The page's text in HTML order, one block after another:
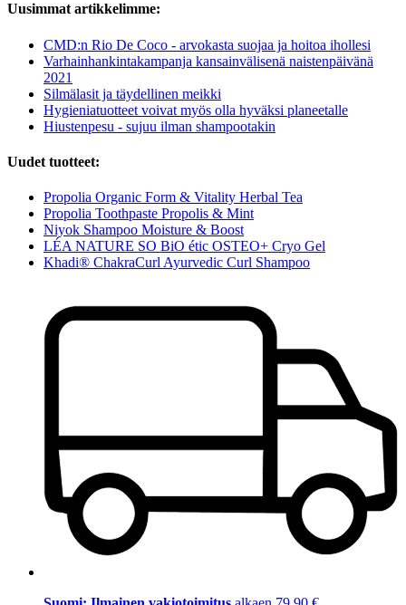
Uusimmat artikkelimme:
CMD:n Rio De Coco - arvokasta suojaa ja hoitoa ihollesi
Varhainhankintakampanja kansainvälisenä naistenpäivänä
2021
Silmälasit ja täydellinen meikki
Hygieniatuotteet voivat myös olla hyväksi planeetalle
Hiustenpesu - sujuu ilman shampootakin
Uudet tuotteet:
Propolia Organic Form & Vitality Herbal Tea
Propolia Toothpaste Propolis & Mint
Niyok Shampoo Moisture & Boost
LÉA NATURE SO BiO étic OSTEO+ Cryo Gel
Khadi® ChakraCurl Ayurvedic Curl Shampoo